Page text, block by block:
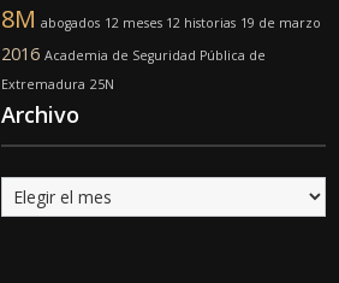
8M abogados 12 meses 12 historias 19 de marzo
2016 Academia de Seguridad Pública de
Extremadura 25N
Archivo
Archivo